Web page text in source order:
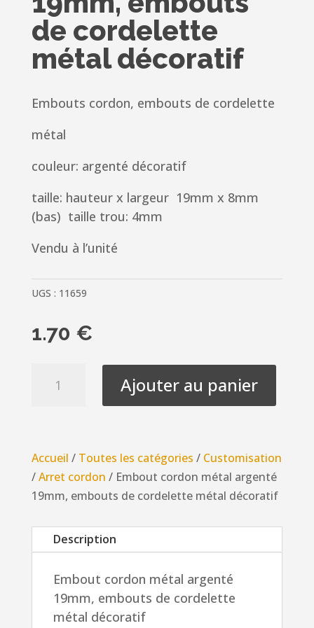
de cordelette
métal décoratif
Embouts cordon, embouts de cordelette
métal
couleur: argenté décoratif
taille: hauteur x largeur 19mm x 8mm
(bas) taille trou: 4mm
Vendu à l’unité
UGS : 11659
1.70 €
argenté
19mm,
embouts
de
cordelette
décoratif
Ajouter au panier
Accueil / Toutes les catégories / Customisation
/Arret cordon / Embout cordon métal argenté
19mm, embouts de cordelette métal décoratif
Description
Embout cordon métal argenté
19mm, embouts de cordelette
métal décoratif